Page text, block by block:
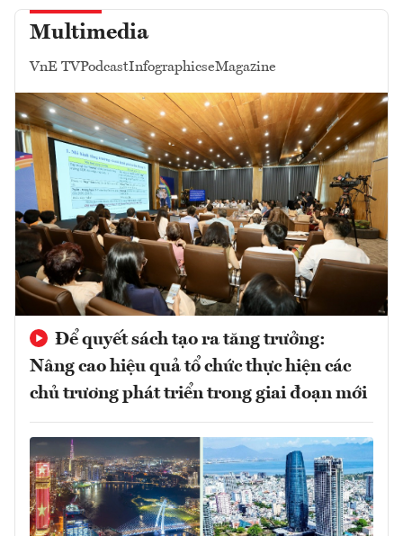
Multimedia
VnE TVPodcastInfographicseMagazine
Để quyết sách tạo ra tăng trưởng:
Nâng cao hiệu quả tổ chức thực hiện các
chủ trương phát triển trong giai đoạn mới